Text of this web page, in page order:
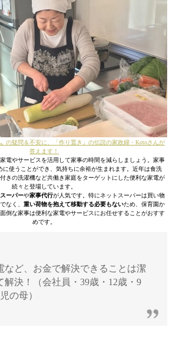
の疑問＆不安に、「作り置き」の伝説の家政婦・Kotoさんが
答えます！
電やサービスを活用して家事の時間を減らしましょう。家事
に使うことができ、気持ちに余裕が生まれます。近年は食洗
きの洗濯機など共働き家庭をターゲットにした便利な家電が
続々と登場しています。
ーパーや家事代行が人気です。特にネットスーパーは買い物
なく、 重い荷物を抱えて移動する必要もないため、保育園か
倒な家事は便利な家電やサービスにお任せすることがおすす
めです。
など、お金で解決できることは潔
解決！（会社員・39歳・12歳・9
の母）